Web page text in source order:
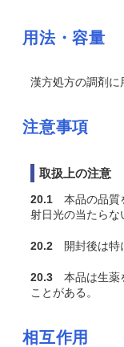
用法・容量
漢方処方の調剤に
注意事項
取扱上の注意
20.1 本品の品質
射日光の当たらな
20.2 開封後は特
20.3 本品は生薬
ことがある。
相互作用